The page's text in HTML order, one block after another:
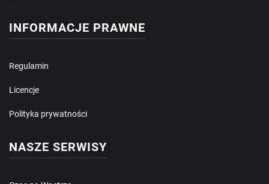
INFORMACJE PRAWNE
Regulamin
Licencje
Polityka prywatności
NASZE SERWISY